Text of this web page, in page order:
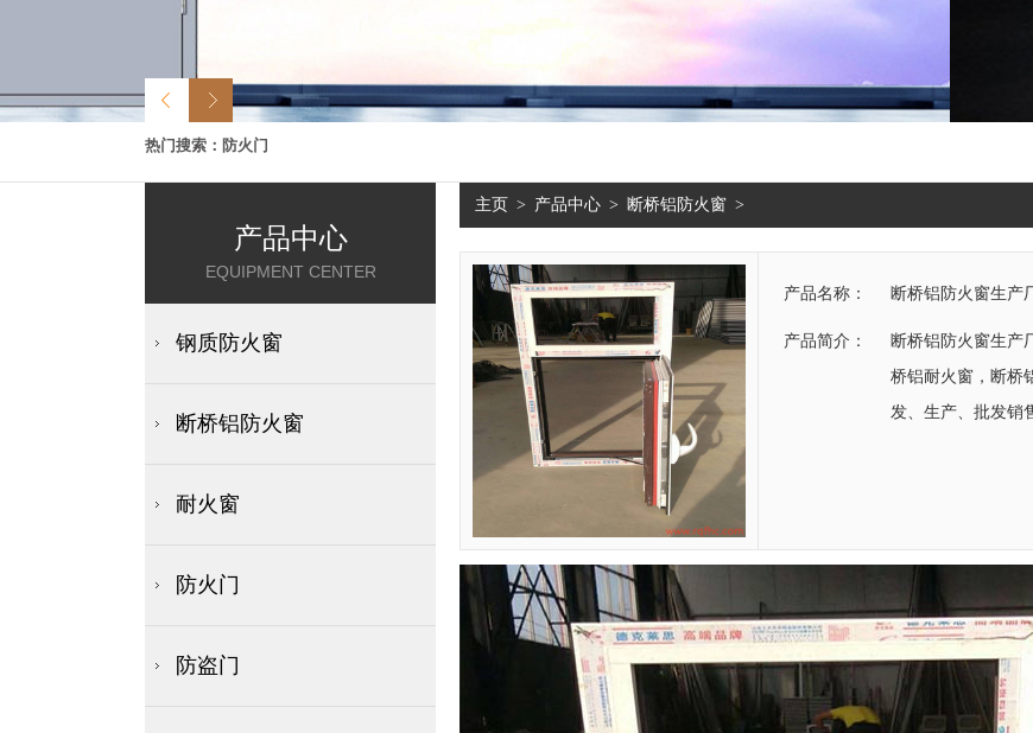
热门搜索： 防火门
产品中心
EQUIPMENT CENTER
钢质防火窗
断桥铝防火窗
耐火窗
防火门
防盗门
主页 > 产品中心 > 断桥铝防火窗 >
产品名称： 断桥铝防火窗生产
产品简介：
断桥铝防火窗生产
桥铝耐火窗，断桥
发、生产、批发销